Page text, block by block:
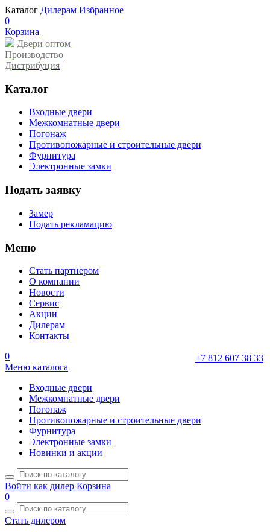
Каталог Дилерам Избранное
0
Корзина
Двери оптом
Производство
Дистрибуция
Каталог
Входные двери
Межкомнатные двери
Погонаж
Противопожарные и строительные двери
Фурнитура
Электронные замки
Подать заявку
Замер
Подать рекламацию
Меню
Стать партнером
О компании
Новости
Сервис
Акции
Дилерам
Контакты
+7 812 607 38 33
0
Меню каталога
Входные двери
Межкомнатные двери
Погонаж
Противопожарные и строительные двери
Фурнитура
Электронные замки
Новинки и акции
Войти как дилер Корзина
0
Стать дилером